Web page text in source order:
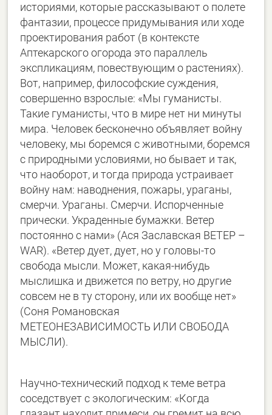
историями, которые рассказывают о полете
фантазии, процессе придумывания или ходе
проектирования работ (в контексте
Аптекарского огорода это параллель
экспликациям, повествующим о растениях).
Вот, например, философские суждения,
совершенно взрослые: «Мы гуманисты.
Такие гуманисты, что в мире нет ни минуты
мира. Человек бесконечно объявляет войну
человеку, мы боремся с животными, боремся
с природными условиями, но бывает и так,
что наоборот, и тогда природа устраивает
войну нам: наводнения, пожары, ураганы,
смерчи. Ураганы. Смерчи. Испорченные
прически. Украденные бумажки. Ветер
постоянно с нами» (Ася Заславская ВЕТЕР –
WAR). «Ветер дует, дует, но у головы-то
свобода мысли. Может, какая-нибудь
мыслишка и движется по ветру, но другие
совсем не в ту сторону, или их вообще нет»
(Соня Романовская
МЕТЕОНЕЗАВИСИМОСТЬ ИЛИ СВОБОДА
МЫСЛИ).
Научно-технический подход к теме ветра
соседствует с экологическим: «Когда